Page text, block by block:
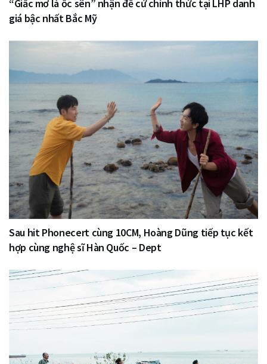
“Giấc mơ là ốc sên” nhận đề cử chính thức tại LHP danh
giá bậc nhất Bắc Mỹ
Sau hit Phonecert cùng 10CM, Hoàng Dũng tiếp tục kết
hợp cùng nghệ sĩ Hàn Quốc – Dept